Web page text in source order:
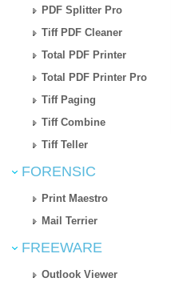
PDF Splitter Pro
Tiff PDF Cleaner
Total PDF Printer
Total PDF Printer Pro
Tiff Paging
Tiff Combine
Tiff Teller
FORENSIC
Print Maestro
Mail Terrier
FREEWARE
Outlook Viewer